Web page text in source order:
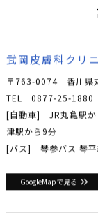
武岡皮膚科クリ
〒763-0074 香川県
TEL 0877-25-1880
[自動車] JR丸亀駅か
津駅から9分
[バス] 琴参バス 琴平
GoogleMapで見る